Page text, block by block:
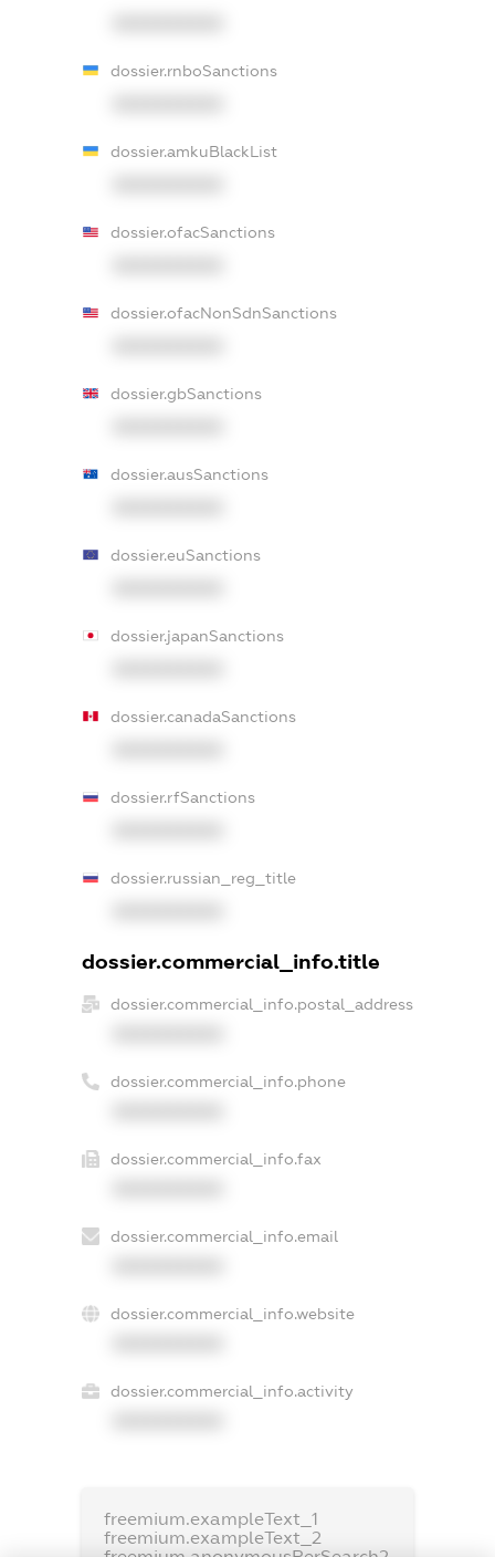
dossier.rnboSanctions
dossier.amkuBlackList
dossier.ofacSanctions
dossier.ofacNonSdnSanctions
dossier.gbSanctions
dossier.ausSanctions
dossier.euSanctions
dossier.japanSanctions
dossier.canadaSanctions
dossier.rfSanctions
dossier.russian_reg_title
dossier.commercial_info.title
dossier.commercial_info.postal_address
dossier.commercial_info.phone
dossier.commercial_info.fax
dossier.commercial_info.email
dossier.commercial_info.website
dossier.commercial_info.activity
freemium.exampleText_1
freemium.exampleText_2